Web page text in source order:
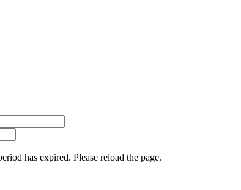
has expired. Please reload the page.